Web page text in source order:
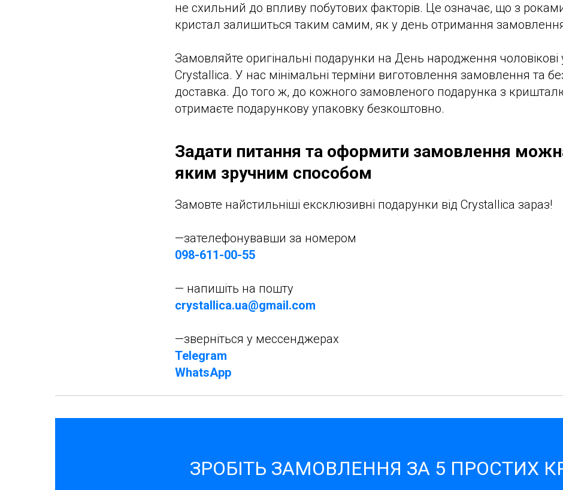
не схильний до впливу побутових факторів. Це означає, що з
кристал залишиться таким самим, як у день отримання
Замовляйте оригінальні подарунки на День народження чоловікові
Crystallica. У нас мінімальні терміни виготовлення замовлення та
доставка. До того ж, до кожного замовленого подарунка з
отримаєте подарункову упаковку безкоштовно.
Задати питання та оформити замовлення
яким зручним способом
Замовте найстильніші ексклюзивні подарунки від Crystallica зараз!
—зателефонувавши за номером
098-611-00-55
— напишіть на пошту
crystallica.ua@gmail.com
—зверніться у мессенджерах
Telegram
WhatsApp
ЗРОБІТЬ ЗАМОВЛЕННЯ ЗА 5 ПРОСТИХ